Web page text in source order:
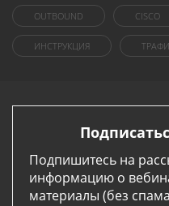
OUTBOUND CISCO
ИНСТРУКЦИЯ
Подпишитесь на
информацию о
материалы (без